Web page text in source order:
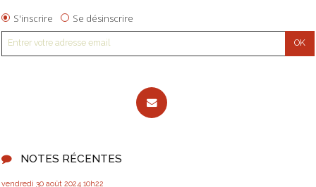
S'inscrire Se désinscrire
NOTES RÉCENTES
vendredi 30 août 2024 10h22